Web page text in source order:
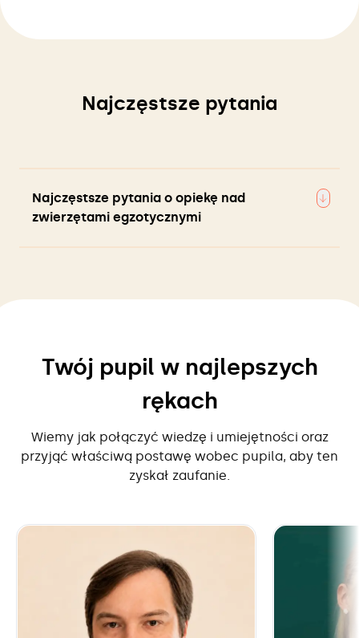
Najczęstsze pytania
Najczęstsze pytania o opiekę nad
zwierzętami egzotycznymi
Twój pupil w najlepszych
rękach
Wiemy jak połączyć wiedzę i umiejętności oraz
przyjąć właściwą postawę wobec pupila, aby ten
zyskał zaufanie.